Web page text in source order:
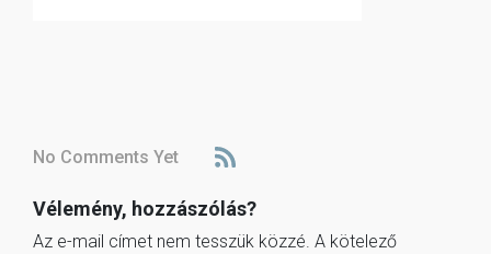
No Comments Yet
Vélemény, hozzászólás?
Az e-mail címet nem tesszük közzé. A kötelező